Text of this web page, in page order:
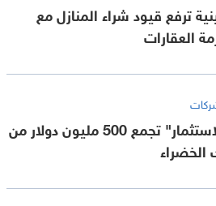
ترفع قيود شراء المنازل مع
العقارات
"الدار للاستثمار" تجمع 500 مليون دولار من